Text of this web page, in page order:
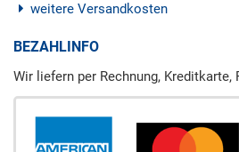
weitere Versandkosten
BEZAHLINFO
Wir liefern per Rechnung, Kreditkarte,